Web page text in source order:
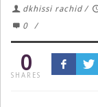
dkhissi rachid /
0
/
0
SHARES